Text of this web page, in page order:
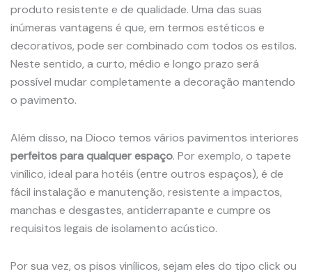
produto resistente e de qualidade. Uma das suas
inúmeras vantagens é que, em termos estéticos e
decorativos, pode ser combinado com todos os estilos.
Neste sentido, a curto, médio e longo prazo será
possível mudar completamente a decoração mantendo
o pavimento.
Além disso, na Dioco temos vários pavimentos interiores
perfeitos para qualquer espaço. Por exemplo, o tapete
vinílico, ideal para hotéis (entre outros espaços), é de
fácil instalação e manutenção, resistente a impactos,
manchas e desgastes, antiderrapante e cumpre os
requisitos legais de isolamento acústico.
Por sua vez, os pisos vinílicos, sejam eles do tipo click ou